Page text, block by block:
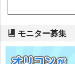
モニター募集